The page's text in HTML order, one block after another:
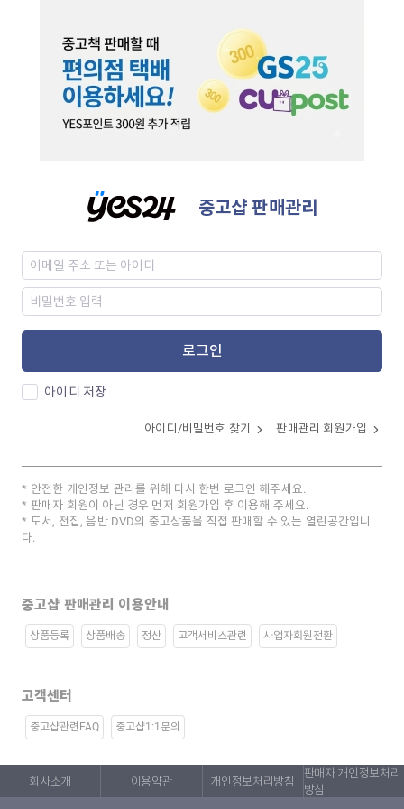
중고샵 판매관리
로그인
아이디 저장
아이디/비밀번호 찾기 판매관리 회원가입
안전한 개인정보 관리를 위해 다시 한번 로그인 해주세요.
판매자 회원이 아닌 경우 먼저 회원가입 후 이용해 주세요.
도서, 전집, 음반 DVD의 중고상품을 직접 판매할 수 있는 열린공간입니
다.
중고샵 판매관리 이용안내
상품등록 상품배송 정산 고객서비스관련 사업자회원전환
고객센터
중고샵관련FAQ 중고샵1:1문의
회사소개 이용약관 개인정보처리방침
판매자 개인정보처리
방침